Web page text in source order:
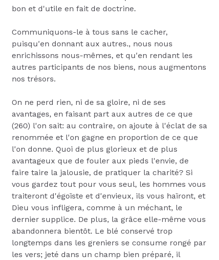
bon et d'utile en fait de doctrine.
Communiquons-le à tous sans le cacher,
puisqu'en donnant aux autres., nous nous
enrichissons nous-mêmes, et qu'en rendant les
autres participants de nos biens, nous augmentons
nos trésors.
On ne perd rien, ni de sa gloire, ni de ses
avantages, en faisant part aux autres de ce que
(260) l'on sait: au contraire, on ajoute à l'éclat de sa
renommée et l'on gagne en proportion de ce que
l'on donne. Quoi de plus glorieux et de plus
avantageux que de fouler aux pieds l'envie, de
faire taire la jalousie, de pratiquer la charité? Si
vous gardez tout pour vous seul, les hommes vous
traiteront d'égoïste et d'envieux, ils vous haïront, et
Dieu vous infligera, comme à un méchant, le
dernier supplice. De plus, la grâce elle-même vous
abandonnera bientôt. Le blé conservé trop
longtemps dans les greniers se consume rongé par
les vers; jeté dans un champ bien préparé, il